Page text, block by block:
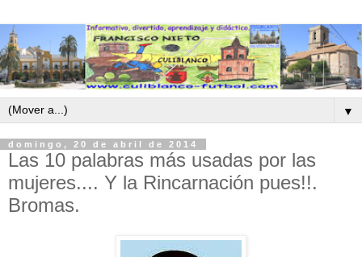
▼
domingo, 20 de abril de 2014
Las 10 palabras más usadas por las
mujeres.... Y la Rincarnación pues!!.
Bromas.